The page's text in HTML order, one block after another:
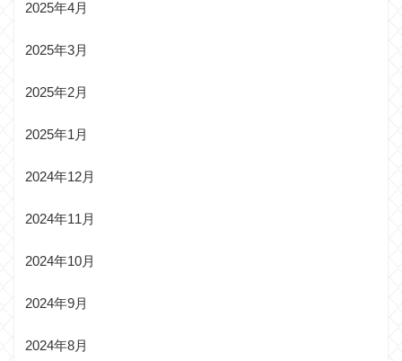
2025年4月
2025年3月
2025年2月
2025年1月
2024年12月
2024年11月
2024年10月
2024年9月
2024年8月